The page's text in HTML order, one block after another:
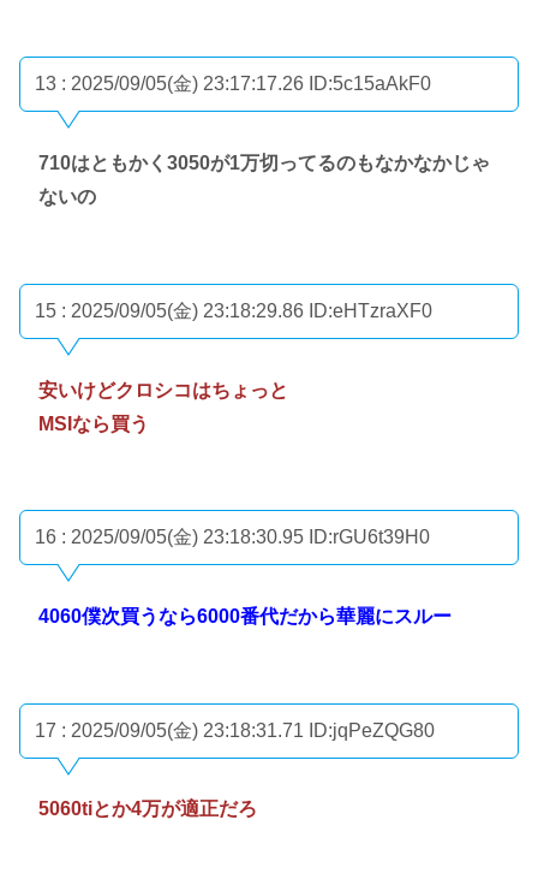
13 : 2025/09/05(金) 23:17:17.26 ID:5c15aAkF0
710はともかく3050が1万切ってるのもなかなかじゃ
ないの
15 : 2025/09/05(金) 23:18:29.86 ID:eHTzraXF0
安いけどクロシコはちょっと
MSIなら買う
16 : 2025/09/05(金) 23:18:30.95 ID:rGU6t39H0
4060僕次買うなら6000番代だから華麗にスルー
17 : 2025/09/05(金) 23:18:31.71 ID:jqPeZQG80
5060tiとか4万が適正だろ